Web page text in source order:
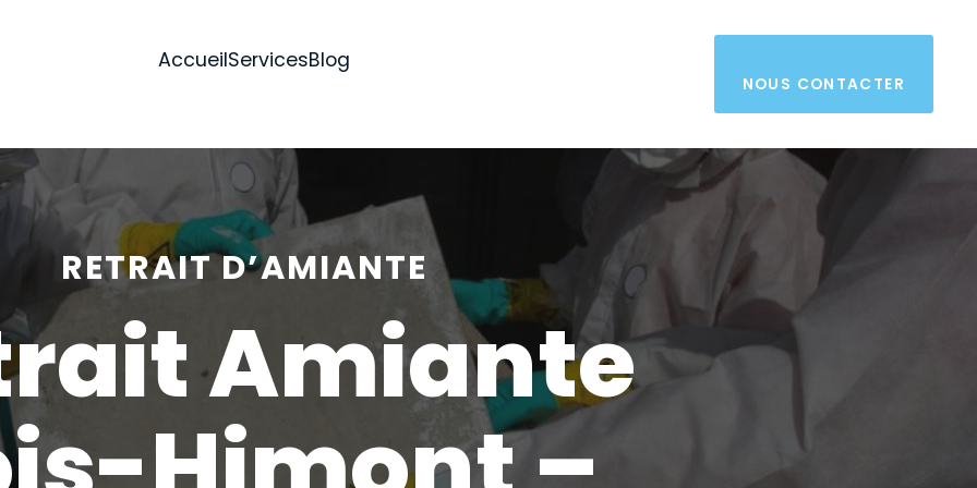
AccueilServicesBlog
NOUS CONTACTER
RETRAIT D’AMIANTE
Amiante